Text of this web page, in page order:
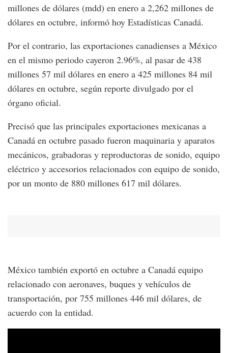
millones de dólares (mdd) en enero a 2,262 millones de
dólares en octubre, informó hoy Estadísticas Canadá.
Por el contrario, las exportaciones canadienses a México
en el mismo periodo cayeron 2.96%, al pasar de 438
millones 57 mil dólares en enero a 425 millones 84 mil
dólares en octubre, según reporte divulgado por el
órgano oficial.
Precisó que las principales exportaciones mexicanas a
Canadá en octubre pasado fueron maquinaria y aparatos
mecánicos, grabadoras y reproductoras de sonido, equipo
eléctrico y accesorios relacionados con equipo de sonido,
por un monto de 880 millones 617 mil dólares.
México también exportó en octubre a Canadá equipo
relacionado con aeronaves, buques y vehículos de
transportación, por 755 millones 446 mil dólares, de
acuerdo con la entidad.